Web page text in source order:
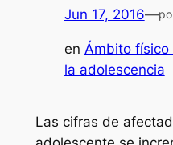
Jun 17, 2016—
en Ámbito físico
la adolescencia
Las cifras de